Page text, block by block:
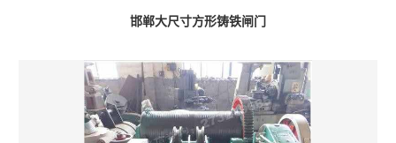
邯郸大尺寸方形铸铁闸门